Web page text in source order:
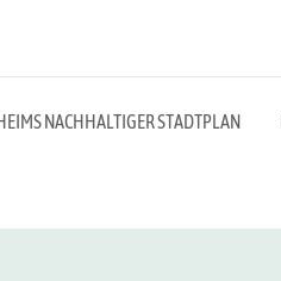
NACHHALTIGER STADTPLAN